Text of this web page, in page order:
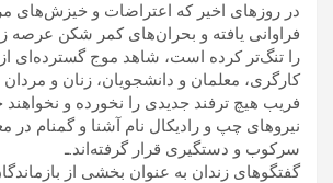
در روزهای اخیر که اعتراضات و
فراوانی یافته و بحران‌های کمر شکن عرصه
را تنگ‌تر کرده است، شاهد موج گسترده‌ای
کارگری، معلمان و دانشجویان، زنان و
فریب هیچ ترفند جدیدی را نخورده و
نیروهای چپ و رادیکال نام آشنا و گمنام
سرکوب و دستگیری قرار گرفته‌اند.ـ
گفتگوهای زندان به عنوان بخشی از